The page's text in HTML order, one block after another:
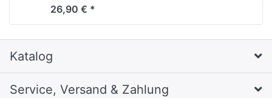
26,90 € *
Katalog
Service, Versand & Zahlung